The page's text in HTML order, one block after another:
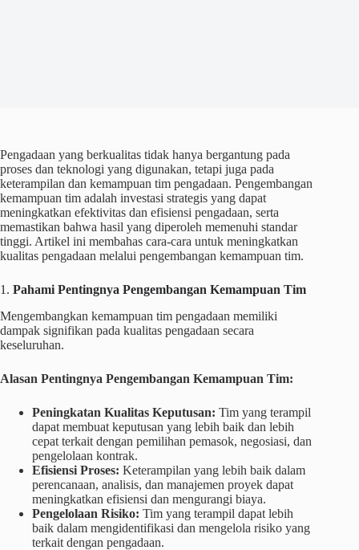
Pengadaan yang berkualitas tidak hanya bergantung pada
proses dan teknologi yang digunakan, tetapi juga pada
keterampilan dan kemampuan tim pengadaan. Pengembangan
kemampuan tim adalah investasi strategis yang dapat
meningkatkan efektivitas dan efisiensi pengadaan, serta
memastikan bahwa hasil yang diperoleh memenuhi standar
tinggi. Artikel ini membahas cara-cara untuk meningkatkan
kualitas pengadaan melalui pengembangan kemampuan tim.
1. Pahami Pentingnya Pengembangan Kemampuan Tim
Mengembangkan kemampuan tim pengadaan memiliki
dampak signifikan pada kualitas pengadaan secara
keseluruhan.
Alasan Pentingnya Pengembangan Kemampuan Tim:
Peningkatan Kualitas Keputusan: Tim yang terampil
dapat membuat keputusan yang lebih baik dan lebih
cepat terkait dengan pemilihan pemasok, negosiasi, dan
pengelolaan kontrak.
Efisiensi Proses: Keterampilan yang lebih baik dalam
perencanaan, analisis, dan manajemen proyek dapat
meningkatkan efisiensi dan mengurangi biaya.
Pengelolaan Risiko: Tim yang terampil dapat lebih
baik dalam mengidentifikasi dan mengelola risiko yang
terkait dengan pengadaan.